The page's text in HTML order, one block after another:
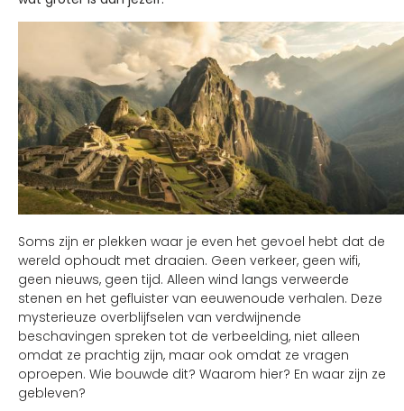
Soms zijn er plekken waar je even het gevoel hebt dat de
wereld ophoudt met draaien. Geen verkeer, geen wifi,
geen nieuws, geen tijd. Alleen wind langs verweerde
stenen en het gefluister van eeuwenoude verhalen. Deze
mysterieuze overblijfselen van verdwijnende
beschavingen spreken tot de verbeelding, niet alleen
omdat ze prachtig zijn, maar ook omdat ze vragen
oproepen. Wie bouwde dit? Waarom hier? En waar zijn ze
gebleven?